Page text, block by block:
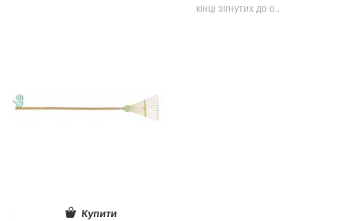
кінці зігнутих до о..
Купити